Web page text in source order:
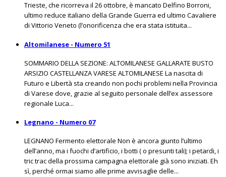
Trieste, che ricorreva il 26 ottobre, è mancato Delfino Borroni,
ultimo reduce italiano della Grande Guerra ed ultimo Cavaliere
di Vittorio Veneto (l’onorificenza che era stata istituita...
Altomilanese - Numero 51
SOMMARIO DELLA SEZIONE: ALTOMILANESE GALLARATE BUSTO
ARSIZIO CASTELLANZA VARESE ALTOMILANESE La nascita di
Futuro e Libertà sta creando non pochi problemi nella Provincia
di Varese dove, grazie al seguito personale dell’ex assessore
regionale Luca...
Legnano - Numero 07
LEGNANO Fermento elettorale Non è ancora giunto l’ultimo
dell’anno, ma i fuochi d’artificio, i botti ( o presunti tali); i petardi, i
tric trac della prossima campagna elettorale già sono iniziati. Eh
sì, perché ormai siamo alle prime avvisaglie delle...